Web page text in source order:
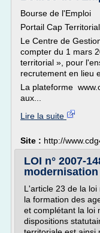
Bourse de l'Emploi
Portail Cap Territorial
Le Centre de
compter du 1 mars
territorial », pour
recrutement en lieu
La plateforme
aux...
Lire la suite
Site : http://
LOI n° 2007-
modernisation
L'article 23 de la
la formation des
et complétant la loi
dispositions